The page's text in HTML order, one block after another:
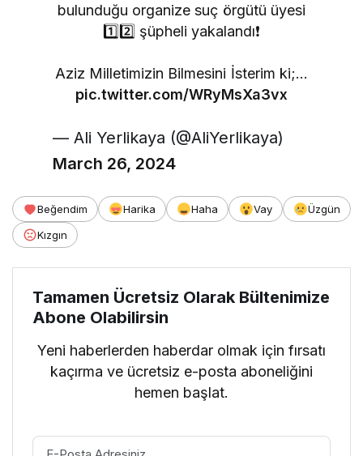
bulunduğu organize suç örgütü üyesi
1️⃣2️⃣ şüpheli yakalandı❗️
Aziz Milletimizin Bilmesini İsterim ki;…
pic.twitter.com/WRyMsXa3vx
— Ali Yerlikaya (@AliYerlikaya)
March 26, 2024
Beğendim Harika Haha Vay
Üzgün
Kızgın
Tamamen Ücretsiz Olarak Bültenimize
Abone Olabilirsin
Yeni haberlerden haberdar olmak için fırsatı
kaçırma ve ücretsiz e-posta aboneliğini
hemen başlat.